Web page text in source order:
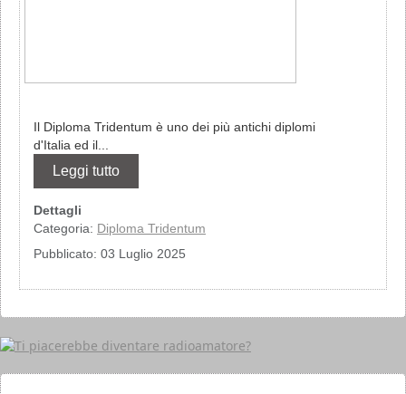
Il Diploma Tridentum è uno dei più antichi diplomi
d'Italia ed il...
Leggi tutto
Dettagli
Categoria: Diploma Tridentum
Pubblicato: 03 Luglio 2025